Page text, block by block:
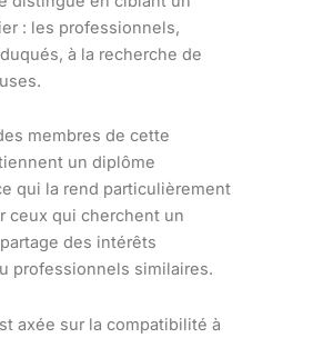
: les professionnels,
à la recherche de
membres de cette
un diplôme
qui la rend particulièrement
ceux qui cherchent un
des intérêts
professionnels similaires.
axée sur la compatibilité à